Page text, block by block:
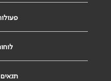
תנאים